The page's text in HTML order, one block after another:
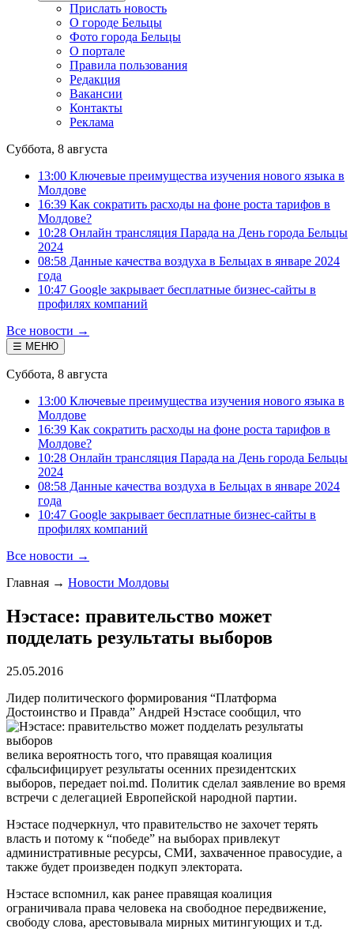
Прислать новость
О городе Бельцы
Фото города Бельцы
О портале
Правила пользования
Редакция
Вакансии
Контакты
Реклама
Суббота, 8 августа
13:00 Ключевые преимущества изучения нового языка в
Молдове
16:39 Как сократить расходы на фоне роста тарифов в
Молдове?
10:28 Онлайн трансляция Парада на День города Бельцы
2024
08:58 Данные качества воздуха в Бельцах в январе 2024
года
10:47 Google закрывает бесплатные бизнес-сайты в
профилях компаний
Все новости →
☰ МЕНЮ
Суббота, 8 августа
13:00 Ключевые преимущества изучения нового языка в
Молдове
16:39 Как сократить расходы на фоне роста тарифов в
Молдове?
10:28 Онлайн трансляция Парада на День города Бельцы
2024
08:58 Данные качества воздуха в Бельцах в январе 2024
года
10:47 Google закрывает бесплатные бизнес-сайты в
профилях компаний
Все новости →
Главная → Новости Молдовы
Нэстасе: правительство может
подделать результаты выборов
25.05.2016
Лидер политического формирования “Платформа
Достоинство и Правда” Андрей Нэстасе сообщил, что
велика вероятность того, что правящая коалиция
сфальсифицирует результаты осенних президентских
выборов, передает noi.md. Политик сделал заявление во время
встречи с делегацией Европейской народной партии.
Нэстасе подчеркнул, что правительство не захочет терять
власть и потому к “победе” на выборах привлекут
административные ресурсы, СМИ, захваченное правосудие, а
также будет произведен подкуп электората.
Нэстасе вспомнил, как ранее правящая коалиция
ограничивала права человека на свободное передвижение,
свободу слова, арестовывала мирных митингующих и т.д.